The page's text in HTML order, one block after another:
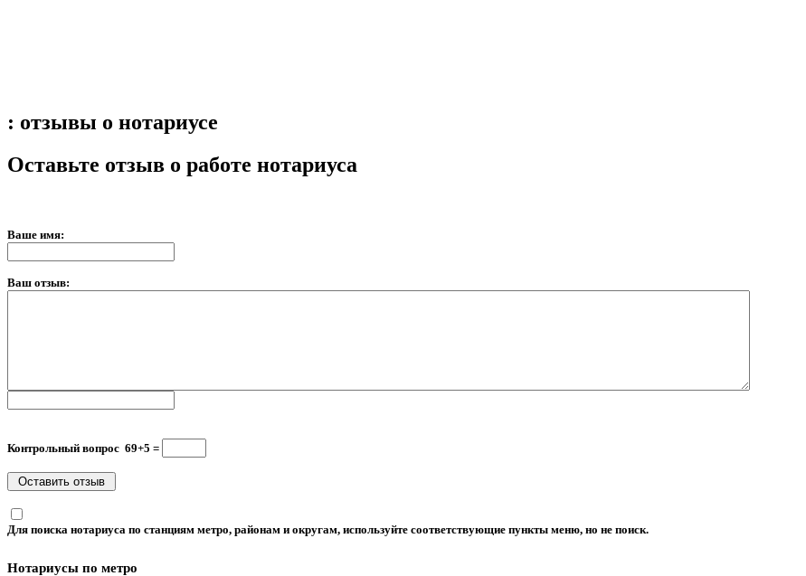
: отзывы о нотариусе
Оставьте отзыв о работе нотариуса
Ваше имя:
Ваш отзыв:
Контрольный вопрос 69+5 =
Для поиска нотариуса по станциям метро, районам и округам, используйте соответствующие пункты меню, но не поиск.
Нотариусы по метро